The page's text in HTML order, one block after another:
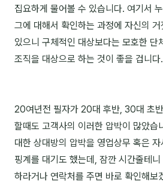
B2B 영업도구
일정
집요하게 물어볼 수 있습니다. 여기서
그에 대해서 확인하는 과정에 자신의
있으니 구체적인 대상보다는 모호한 단
조직을 대상으로 하는 것이 좋을 겁니다.
20여년전 필자가 20대 후반, 30대 초
할때도 고객사의 이러한 압박이 많았습
대한 상대방의 압박을 영업상무 혹은
핑계를 대기도 했는데, 잠깐 시간줄테
하라거나 연락처를 주면 바로 확인해